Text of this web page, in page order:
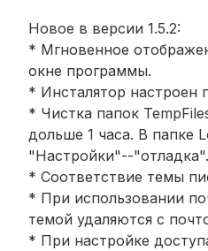
Новое в версии 1.5.2:
* Мгновенное
окне программы.
* Инсталятор настроен
* Чистка папок
дольше 1 часа. В папке
"Настройки"--"отладка".
* Соответствие темы
* При использовании
темой удаляются с
* При настройке